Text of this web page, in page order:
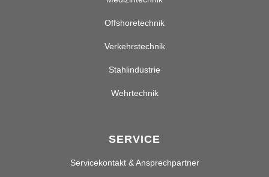
Offshoretechnik
Verkehrstechnik
Stahlindustrie
Wehrtechnik
SERVICE
Servicekontakt & Ansprechpartner